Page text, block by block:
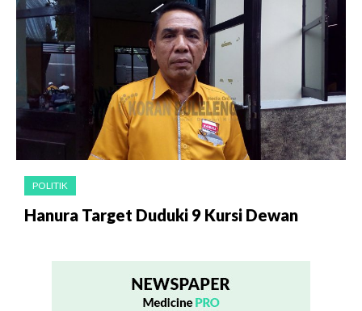
POLITIK
Hanura Target Duduki 9 Kursi Dewan